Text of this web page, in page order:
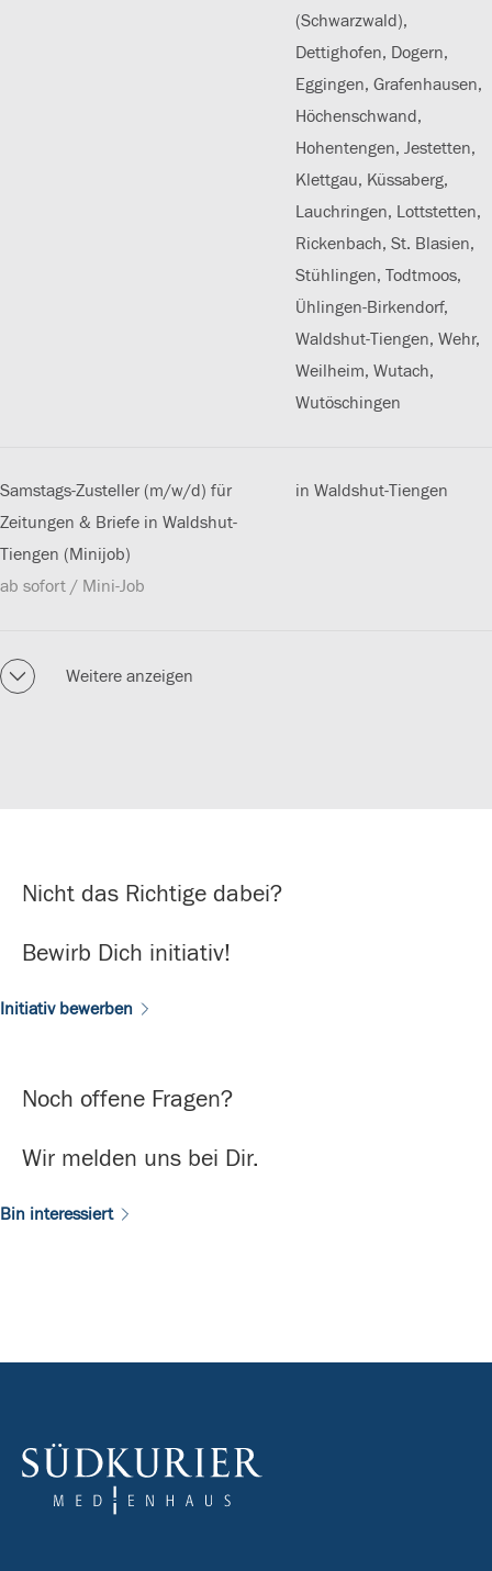
(Schwarzwald),
Dettighofen, Dogern,
Eggingen, Grafenhausen,
Höchenschwand,
Hohentengen, Jestetten,
Klettgau, Küssaberg,
Lauchringen, Lottstetten,
Rickenbach, St. Blasien,
Stühlingen, Todtmoos,
Ühlingen-Birkendorf,
Waldshut-Tiengen, Wehr,
Weilheim, Wutach,
Wutöschingen
Samstags-Zusteller (m/w/d) für
Zeitungen & Briefe in Waldshut-
Tiengen (Minijob)
ab sofort / Mini-Job
in Waldshut-Tiengen
Weitere anzeigen
Nicht das Richtige dabei?
Bewirb Dich initiativ!
Initiativ bewerben
Noch offene Fragen?
Wir melden uns bei Dir.
Bin interessiert